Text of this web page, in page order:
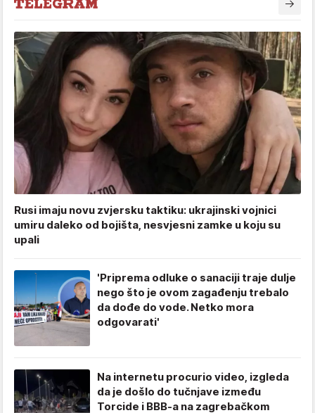
Rusi imaju novu zvjersku taktiku: ukrajinski vojnici
umiru daleko od bojišta, nesvjesni zamke u koju su
upali
'Priprema odluke o sanaciji traje dulje
nego što je ovom zagađenju trebalo
da dođe do vode. Netko mora
odgovarati'
Na internetu procurio video, izgleda
da je došlo do tučnjave između
Torcide i BBB-a na zagrebačkom